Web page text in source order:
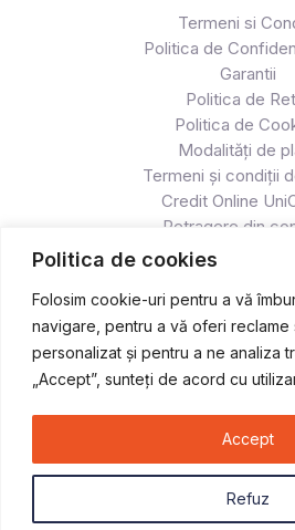
Politica de cookies
Folosim cookie-uri pentru a vă
navigare, pentru a vă oferi reclame
personalizat și pentru a ne analiza
„Accept”, sunteți de acord cu
Refuz
Accept
Termeni si
Politica de
Garantii
Politica de
Politica de
Modalități de
Termeni și condiții
Credit Online
Retragere din
Copyright © 2026 Atv &